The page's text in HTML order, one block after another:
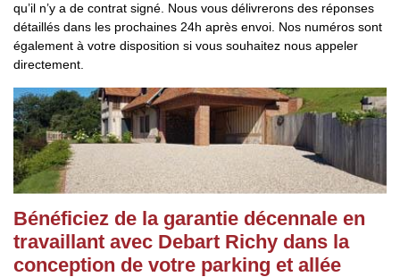
qu’il n’y a de contrat signé. Nous vous délivrerons des réponses
détaillés dans les prochaines 24h après envoi. Nos numéros sont
également à votre disposition si vous souhaitez nous appeler
directement.
Bénéficiez de la garantie décennale en
travaillant avec Debart Richy dans la
conception de votre parking et allée